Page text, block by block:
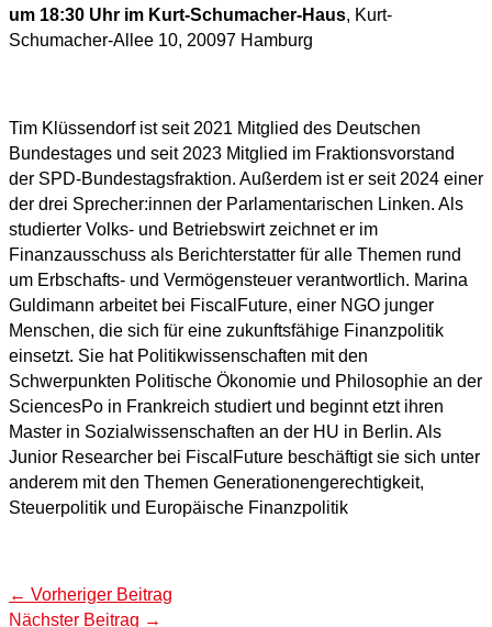
um 18:30 Uhr im Kurt-Schumacher-Haus, Kurt-
Schumacher-Allee 10, 20097 Hamburg
Tim Klüssendorf ist seit 2021 Mitglied des Deutschen
Bundestages und seit 2023 Mitglied im Fraktionsvorstand
der SPD-Bundestagsfraktion. Außerdem ist er seit 2024 einer
der drei Sprecher:innen der Parlamentarischen Linken. Als
studierter Volks- und Betriebswirt zeichnet er im
Finanzausschuss als Berichterstatter für alle Themen rund
um Erbschafts- und Vermögensteuer verantwortlich. Marina
Guldimann arbeitet bei FiscalFuture, einer NGO junger
Menschen, die sich für eine zukunftsfähige Finanzpolitik
einsetzt. Sie hat Politikwissenschaften mit den
Schwerpunkten Politische Ökonomie und Philosophie an der
SciencesPo in Frankreich studiert und beginnt etzt ihren
Master in Sozialwissenschaften an der HU in Berlin. Als
Junior Researcher bei FiscalFuture beschäftigt sie sich unter
anderem mit den Themen Generationengerechtigkeit,
Steuerpolitik und Europäische Finanzpolitik
← Vorheriger Beitrag
Nächster Beitrag →